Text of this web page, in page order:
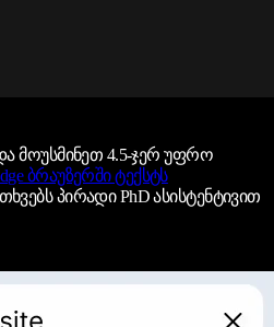
მოუსმინეთ 4.5-ჯერ უფრო
ბრაუზერში ტექსტს
პირადი PhD ასისტენტივით